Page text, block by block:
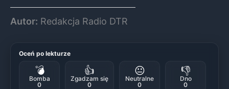
Autor: Redakcja Radio DTR
Oceń po lekturze
💣
Bomba
0
👍
Zgadzam się
0
😐
Neutralne
0
👎
Dno
0